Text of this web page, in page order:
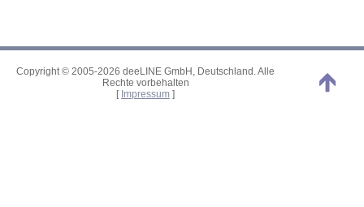
Copyright © 2005-2026 deeLINE GmbH, Deutschland. Alle
Rechte vorbehalten
[ Impressum ]